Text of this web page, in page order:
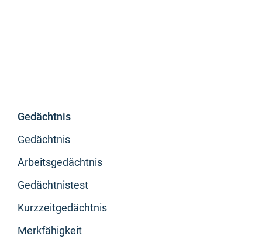
Gedächtnis
Gedächtnis
Arbeitsgedächtnis
Gedächtnistest
Kurzzeitgedächtnis
Merkfähigkeit